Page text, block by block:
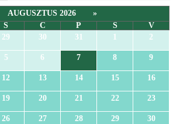
AUGUSZTUS 2026
»
S C P S
V
29 30 31 1 2
5 6 7 8 9
12 13 14 15 16
19 20 21 22 23
26 27 28 29 30